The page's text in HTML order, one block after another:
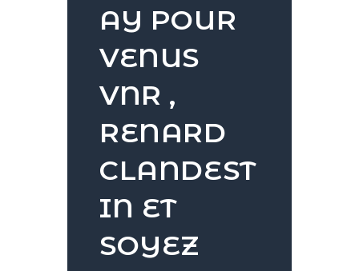
AY POUR
VENUS
VNR ,
RENARD
CLANDEST
IN ET
SOYEZ